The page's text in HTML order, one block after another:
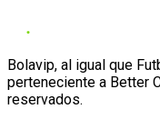
Bolavip, al igual que
perteneciente a Better
reservados.